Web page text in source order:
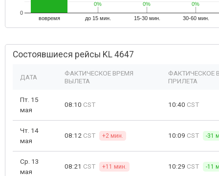
вовремя до 15 мин. 15-30 мин. 30-60 мин.
0
0%
0% 0%
0% 0%
0%
Состоявшиеся рейсы KL 4647
ДАТА
ФАКТИЧЕСКОЕ ВРЕМЯ
ВЫЛЕТА
ФАКТИЧЕСКОЕ
ПРИЛЕТА
Пт. 15
мая
08:10 CST 10:40 CST
Чт. 14
мая
08:12 CST +2 мин. 10:09 CST -31
Ср. 13
мая
08:21 CST +11 мин. 10:29 CST -11